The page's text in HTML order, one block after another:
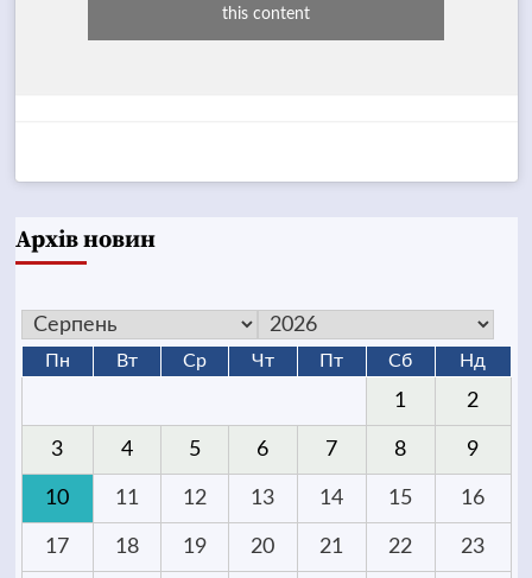
this content
Архів новин
Пн Вт Ср Чт Пт Сб Нд
1 2
3 4 5 6 7 8 9
10 11 12 13 14 15 16
17 18 19 20 21 22 23